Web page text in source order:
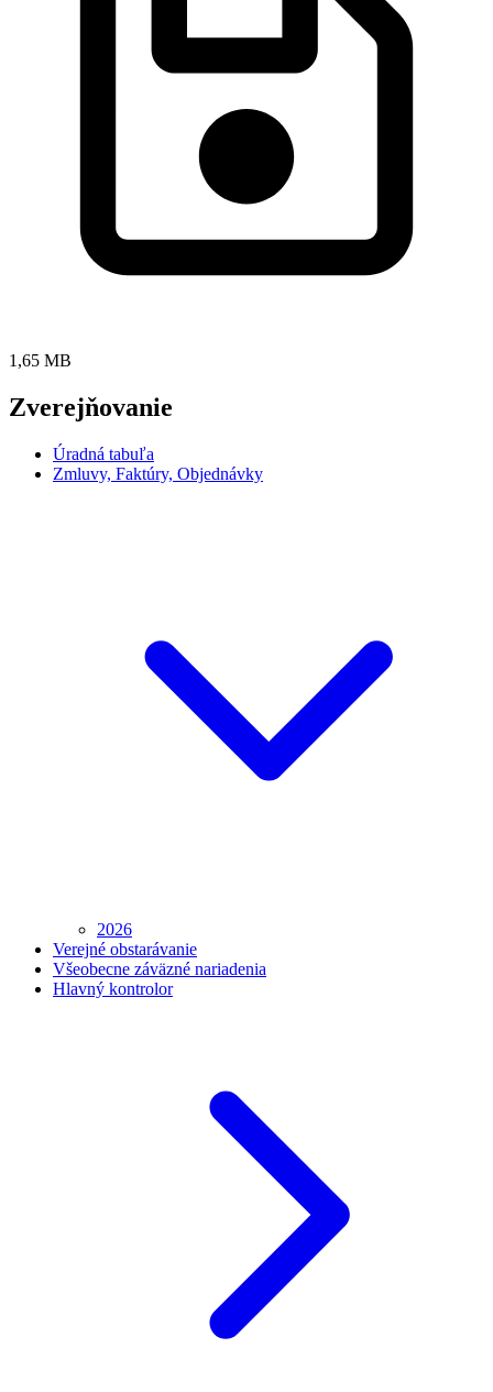
1,65 MB
Zverejňovanie
Úradná tabuľa
Zmluvy, Faktúry, Objednávky
2026
Verejné obstarávanie
Všeobecne záväzné nariadenia
Hlavný kontrolor